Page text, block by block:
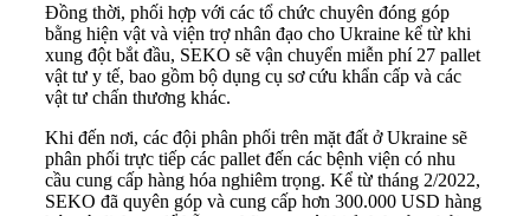
Đồng thời, phối hợp với các tổ chức chuyên đóng góp
bằng hiện vật và viện trợ nhân đạo cho Ukraine kể từ khi
xung đột bắt đầu, SEKO sẽ vận chuyển miễn phí 27 pallet
vật tư y tế, bao gồm bộ dụng cụ sơ cứu khẩn cấp và các
vật tư chấn thương khác.
Khi đến nơi, các đội phân phối trên mặt đất ở Ukraine sẽ
phân phối trực tiếp các pallet đến các bệnh viện có nhu
cầu cung cấp hàng hóa nghiêm trọng. Kể từ tháng 2/2022,
SEKO đã quyên góp và cung cấp hơn 300.000 USD hàng